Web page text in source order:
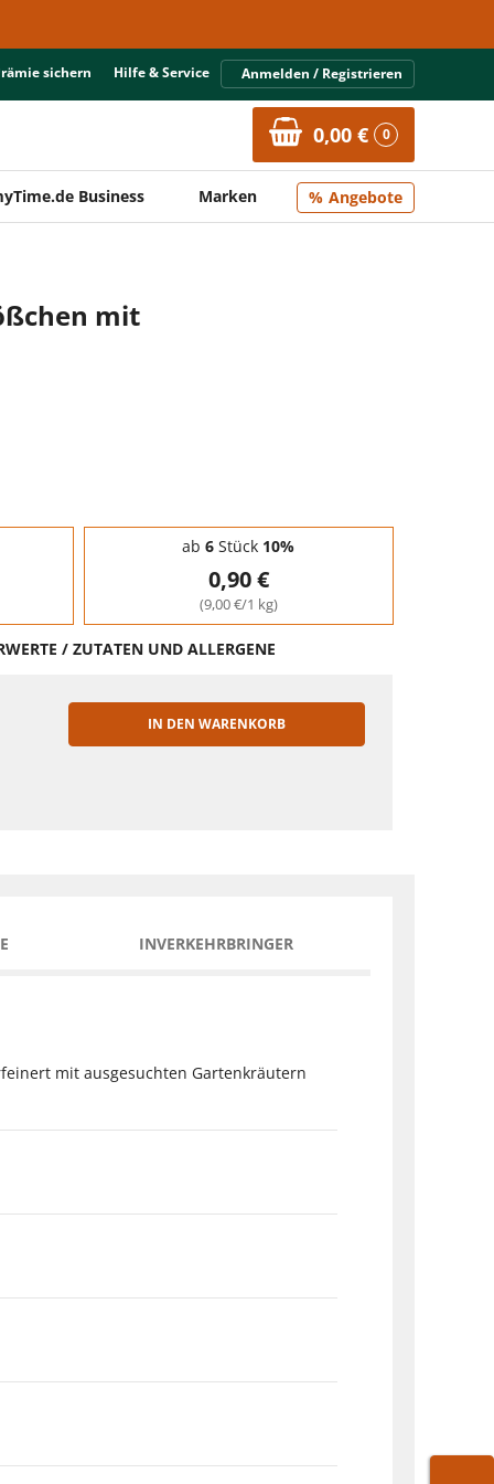
sichern Hilfe & Service Anmelden / Registrieren
0,00 € 0
Business Marken Angebote
mit
ab 6 Stück 10%
0,90 €
(9,00 €/1 kg)
/ ZUTATEN UND ALLERGENE
IN DEN WARENKORB
INVERKEHRBRINGER
mit ausgesuchten Gartenkräutern